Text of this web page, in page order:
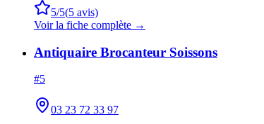
5/5(5 avis)
Voir la fiche complète →
Antiquaire Brocanteur Soissons
#5
03 23 72 33 97